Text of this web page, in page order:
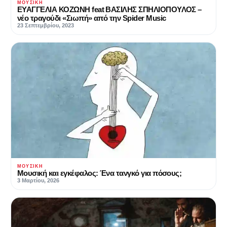
ΜΟΥΣΙΚΉ
ΕΥΑΓΓΕΛΙΑ ΚΟΖΩΝΗ feat ΒΑΣΙΛΗΣ ΣΠΗΛΙΟΠΟΥΛΟΣ –
νέο τραγούδι «Σιωπή» από την Spider Music
23 Σεπτεμβρίου, 2023
ΜΟΥΣΙΚΉ
Μουσική και εγκέφαλος: Ένα τανγκό για πόσους;
3 Μαρτίου, 2026